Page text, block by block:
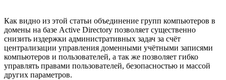
Как видно из этой статьи объединение групп компьютеров в
домены на базе Active Directory позволяет существенно
снизить издержки административных задач за счёт
централизации управления доменными учётными записями
компьютеров и пользователей, а так же позволяет гибко
управлять правами пользователей, безопасностью и массой
других параметров.